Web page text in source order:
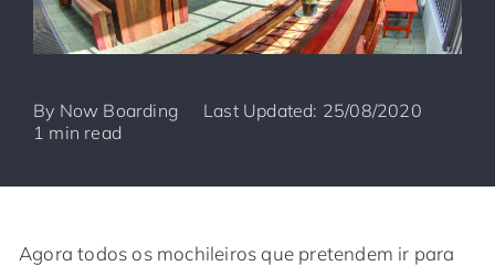
By Now Boarding
Last Updated: 25/08/2020
1 min read
Agora todos os mochileiros que pretendem ir para